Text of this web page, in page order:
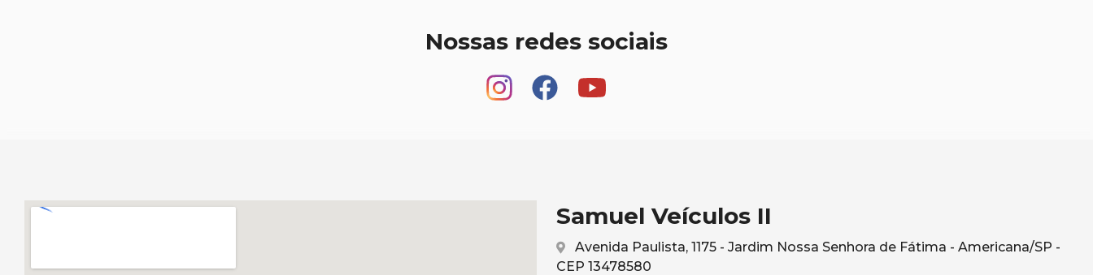
Nossas redes sociais
Samuel Veículos II
Avenida Paulista, 1175 - Jardim Nossa Senhora de Fátima - Americana/SP -
CEP 13478580